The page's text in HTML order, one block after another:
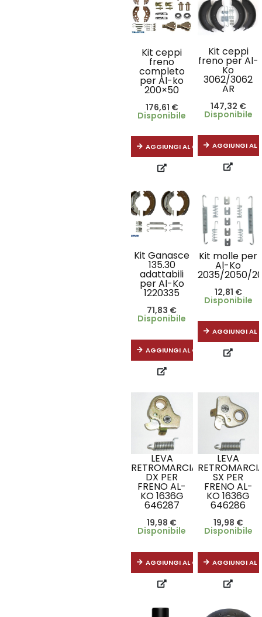
Kit ceppi
freno
completo
per Al-ko
200×50
176,61 €
Disponibile
AGGIUNGI AL CARRELLO
Kit ceppi
freno per Al-
Ko
3062/3062
AR
147,32 €
Disponibile
AGGIUNGI AL
Kit Ganasce
135.30
adattabili
per Al-Ko
1220335
71,83 €
Disponibile
AGGIUNGI AL CARRELLO
Kit molle per
Al-Ko
2035/2050/
12,81 €
Disponibile
AGGIUNGI AL
LEVA
RETROMARCIA
DX PER
FRENO AL-
KO 1636G
646287
19,98 €
Disponibile
AGGIUNGI AL CARRELLO
LEVA
SX PER
FRENO AL-
KO 1636G
646286
19,98 €
Disponibile
AGGIUNGI AL